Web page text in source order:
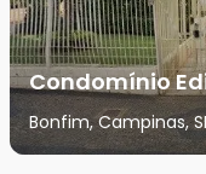
Condomínio
Bonfim, Campinas,